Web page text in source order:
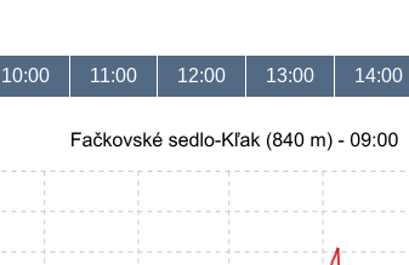
10:00 11:00 12:00 13:00 14:00